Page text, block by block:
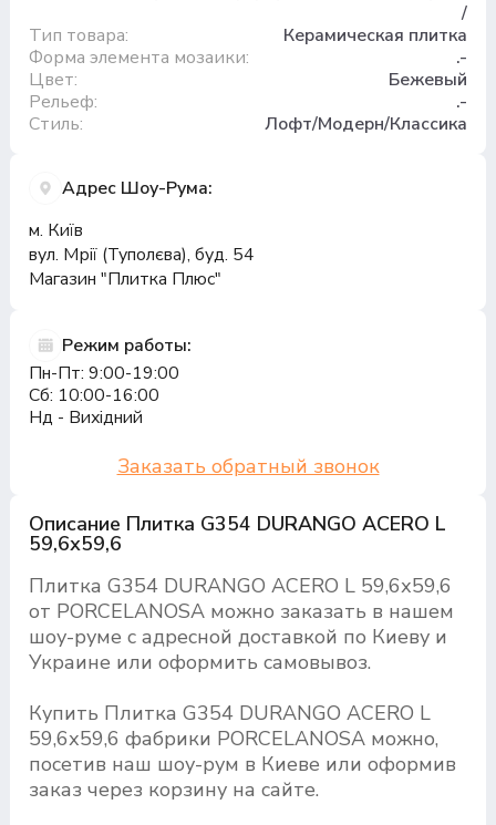
Описание Плитка G354 DURANGO ACERO L
59,6х59,6
Плитка G354 DURANGO ACERO L 59,6х59,6
от PORCELANOSA можно заказать в нашем
шоу-руме с адресной доставкой по Киеву и
Украине или оформить самовывоз.
Купить Плитка G354 DURANGO ACERO L
59,6х59,6 фабрики PORCELANOSA можно,
посетив наш шоу-рум в Киеве или оформив
заказ через корзину на сайте.
/
Тип товара:
Керамическая плитка
Форма элемента мозаики:
.-
Цвет:
Бежевый
Рельеф:
.-
Стиль:
Лофт/Модерн/Классика
Адрес Шоу-Рума:
м. Київ
вул. Мрії (Туполєва), буд. 54
Магазин "Плитка Плюс"
Режим работы:
Пн-Пт: 9:00-19:00
Сб: 10:00-16:00
Нд - Вихідний
Заказать обратный звонок